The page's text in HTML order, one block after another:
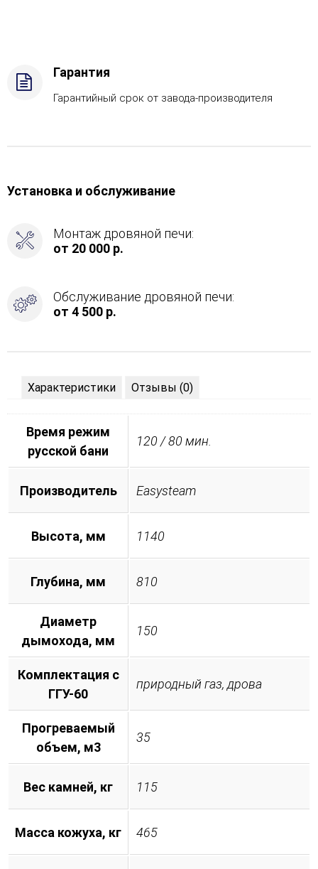
вход
каменку
Гарантия
Гарантийный срок от завода-производителя
Установка и обслуживание
Монтаж дровяной печи:
от 20 000 р.
Обслуживание дровяной печи:
от 4 500 р.
Характеристики Отзывы (0)
Время режим
русской бани
120 / 80 мин.
Производитель Easysteam
Высота, мм 1140
Глубина, мм 810
Диаметр
дымохода, мм
150
Комплектация с
ГГУ-60
природный газ, дрова
Прогреваемый
объем, м3
35
Вес камней, кг 115
Масса кожуха, кг 465